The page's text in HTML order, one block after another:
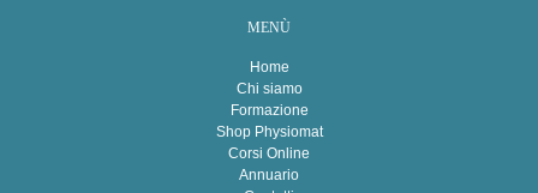
MENÙ
Home
Chi siamo
Formazione
Shop Physiomat
Corsi Online
Annuario